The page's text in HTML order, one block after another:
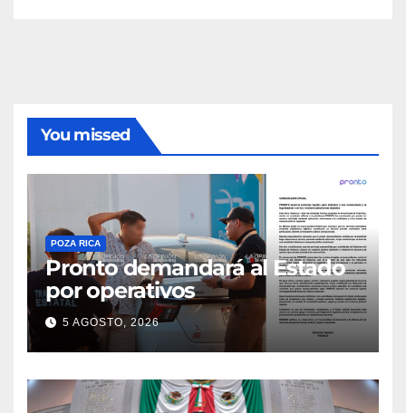
You missed
POZA RICA
Pronto demandará al Estado
por operativos
5 AGOSTO, 2026